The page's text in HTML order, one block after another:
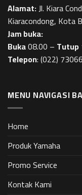
Alamat:Jl. Kiara
Kiaracondong, Kota
Jam buka:
Buka08.00 – Tutup
Telepon:(022)
MENU NAVIGASI
Home
Produk Yamaha
Promo Service
Kontak Kami